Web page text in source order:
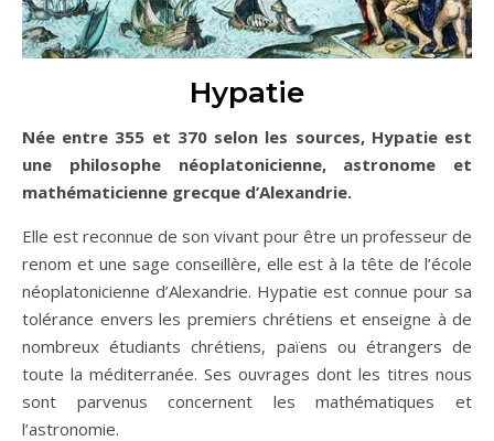
Hypatie
Née entre 355 et 370 selon les sources, Hypatie est
une philosophe néoplatonicienne, astronome et
mathématicienne grecque d’Alexandrie.
Elle est reconnue de son vivant pour être un professeur de
renom et une sage conseillère, elle est à la tête de l’école
néoplatonicienne d’Alexandrie. Hypatie est connue pour sa
tolérance envers les premiers chrétiens et enseigne à de
nombreux étudiants chrétiens, païens ou étrangers de
toute la méditerranée. Ses ouvrages dont les titres nous
sont parvenus concernent les mathématiques et
l’astronomie.